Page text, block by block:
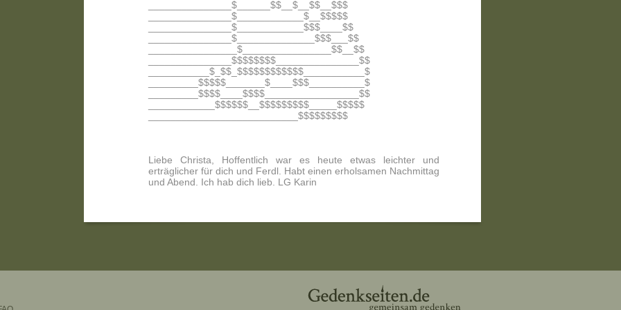
_______________$______$$__$__$$__$$$
_______________$____________$__$$$$$
_______________$____________$$$____$$
_______________$______________$$$___$$
________________$________________$$__$$
_______________$$$$$$$$_______________$$
___________$_$$_$$$$$$$$$$$$___________$
_________$$$$$_______$____$$$__________$
_________$$$$____$$$$_________________$$
____________$$$$$$__$$$$$$$$$_____$$$$$
___________________________$$$$$$$$$
Liebe Christa, Hoffentlich war es heute etwas leichter und
erträglicher für dich und Ferdl. Habt einen erholsamen Nachmittag
und Abend. Ich hab dich lieb. LG Karin